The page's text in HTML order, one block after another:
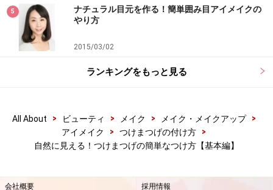
5
ナチュラル目元を作る！簡単囲み目アイメイクの
やり方
2015/03/02
ランキングをもっと見る
All About > ビューティ > メイク > メイク・メイクアップ
>
アイメイク
> つけまつげの付け方
>
自然に見える！つけまつげの簡単なつけ方【基本編】
会社概要 採用情報